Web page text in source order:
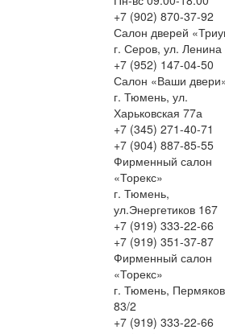
+7 (902) 870-37-92
Салон дверей
г. Серов, ул.
+7 (952) 147-04-50
Салон «Ваши
г. Тюмень, ул.
Харьковская 77а
+7 (345) 271-40-71
+7 (904) 887-85-55
Фирменный салон
«Торекс»
г. Тюмень,
ул.Энергетиков 167
+7 (919) 333-22-66
+7 (919) 351-37-87
Фирменный салон
«Торекс»
г. Тюмень,
83/2
+7 (919) 333-22-66